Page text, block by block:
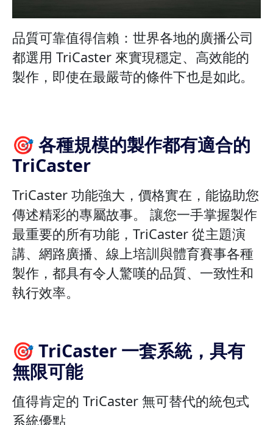
品質可靠值得信賴：世界各地的廣播公司
都選用 TriCaster 來實現穩定、高效能的
製作，即使在最嚴苛的條件下也是如此。
🎯 各種規模的製作都有適合的
TriCaster
TriCaster 功能強大，價格實在，能協助您
傳述精彩的專屬故事。 讓您一手掌握製作
最重要的所有功能，TriCaster 從主題演
講、網路廣播、線上培訓與體育賽事各種
製作，都具有令人驚嘆的品質、一致性和
執行效率。
🎯 TriCaster 一套系統，具有
無限可能
值得肯定的 TriCaster 無可替代的統包式
系統優點